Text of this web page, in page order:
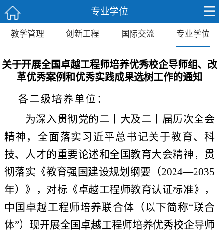
专业学位
教学管理 创新工程 国际交流 专业学位
关于开展全国卓越工程师培养优秀校企导师组、改
革优秀案例和优秀实践成果选树工作的通知
各二级培养单位：
为深入贯彻党的二十大及二十届历次全会
精神，全面落实习近平总书记关于教育、科
技、人才的重要论述和全国教育大会精神，贯
彻落实《教育强国建设规划纲要（2024—2035
年）》，对标《卓越工程师教育认证标准》，
中国卓越工程师培养联合体（以下简称“联合
体”） 现开展全国卓越工程师培养优秀校企导师